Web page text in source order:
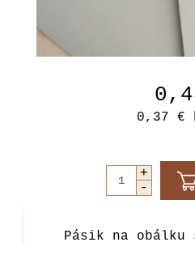
0,37 €
Pásik na obálku